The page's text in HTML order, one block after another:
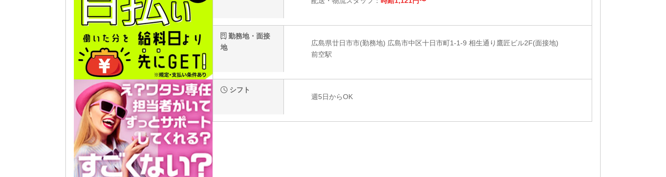
勤務地・面接
地
広島県廿日市市(勤務地) 広島市中区十日市町1-1-9 相生通り鷹匠ビル2F(面接地)
前空駅
シフト
週5日からOK